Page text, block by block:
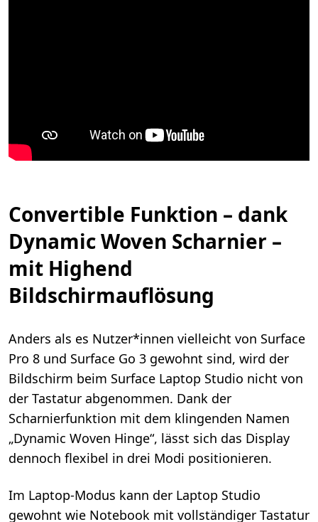
Convertible Funktion – dank
Dynamic Woven Scharnier –
mit Highend
Bildschirmauflösung
Anders als es Nutzer*innen vielleicht von Surface
Pro 8 und Surface Go 3 gewohnt sind, wird der
Bildschirm beim Surface Laptop Studio nicht von
der Tastatur abgenommen. Dank der
Scharnierfunktion mit dem klingenden Namen
„Dynamic Woven Hinge“, lässt sich das Display
dennoch flexibel in drei Modi positionieren.
Im Laptop-Modus kann der Laptop Studio
gewohnt wie Notebook mit vollständiger Tastatur